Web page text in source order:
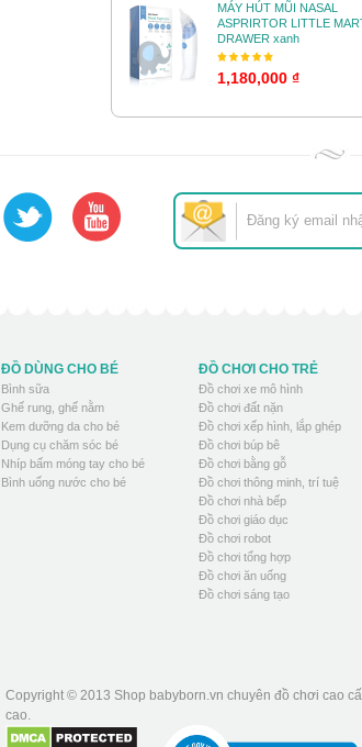
MÁY HÚT MŨI NASAL
ASPRIRTOR LITTLE
DRAWER xanh
1,180,000 ₫
ĐỒ DÙNG CHO BÉ
Bình sữa
Ghế rung, ghế nằm
Kem dưỡng da cho bé
Dụng cụ chăm sóc bé
Nhíp bấm móng tay cho bé
Bình uống nước cho bé
ĐỒ CHƠI CHO TRẺ
Đồ chơi xe mô hình
Đồ chơi đất nặn
Đồ chơi xếp hình, lắp ghép
Đồ chơi búp bê
Đồ chơi bằng gỗ
Đồ chơi thông minh, trí tuệ
Đồ chơi nhà bếp
Đồ chơi giáo dục
Đồ chơi robot
Đồ chơi tổng hợp
Đồ chơi ăn uống
Đồ chơi sáng tạo
Copyright © 2013 Shop babyborn.vn chuyên đồ chơi cao
cao.